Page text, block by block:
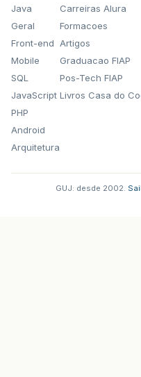
Java
Geral
Front-end
Mobile
SQL
JavaScript
PHP
Android
Arquitetura
Carreiras Alura
Formacoes
Artigos
Graduacao FIAP
Pos-Tech FIAP
Livros Casa do
GUJ: desde 2002.